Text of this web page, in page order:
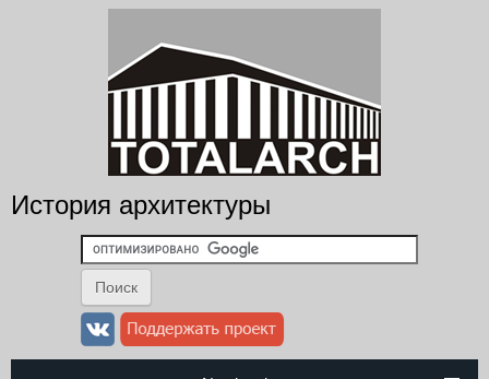
История архитектуры